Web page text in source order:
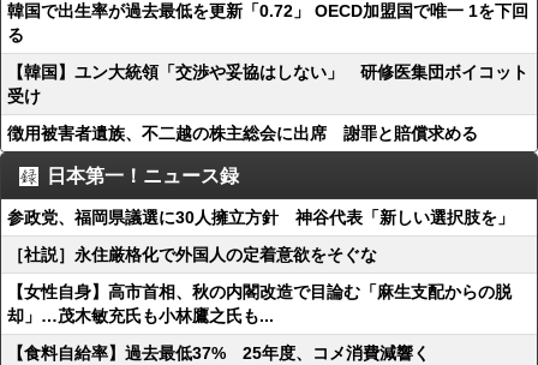
韓国で出生率が過去最低を更新「0.72」 OECD加盟国で唯一 1を下回
る
【韓国】ユン大統領「交渉や妥協はしない」 研修医集団ボイコット
受け
徴用被害者遺族、不二越の株主総会に出席 謝罪と賠償求める
日本第一！ニュース録
参政党、福岡県議選に30人擁立方針 神谷代表「新しい選択肢を」
［社説］永住厳格化で外国人の定着意欲をそぐな
【女性自身】高市首相、秋の内閣改造で目論む「麻生支配からの脱
却」…茂木敏充氏も小林鷹之氏も...
【食料自給率】過去最低37% 25年度、コメ消費減響く